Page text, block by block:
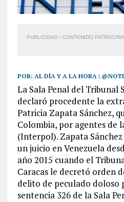
PUBLICIDAD / CONTENIDO
POR: AL DÍA Y A LA HORA |
La Sala Penal del Tribunal
declaró procedente la
Patricia Zapata Sánchez,
Colombia, por agentes de
(Interpol). Zapata
un juicio en Venezuela
año 2015 cuando el
Caracas le decretó orden
delito de peculado doloso
sentencia 326 de la Sala